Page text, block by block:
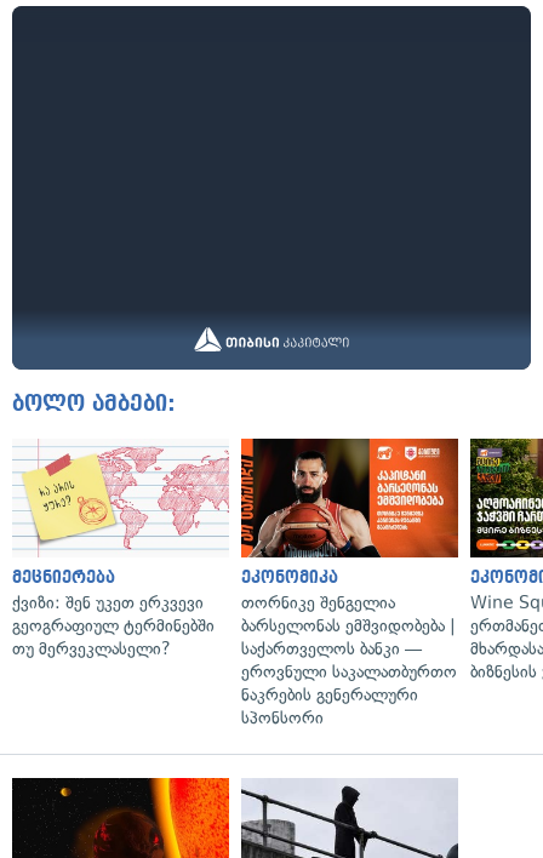
ბოლო ამბები:
მეცნიერება
ქვიზი: შენ უკეთ ერკვევი
გეოგრაფიულ ტერმინებში
თუ მერვეკლასელი?
ეკონომიკა
თორნიკე შენგელია
ბარსელონას ემშვიდობება |
საქართველოს ბანკი —
ეროვნული საკალათბურთო
ნაკრების გენერალური
სპონსორი
Wine